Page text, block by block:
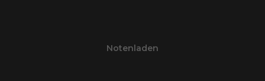
Notenladen